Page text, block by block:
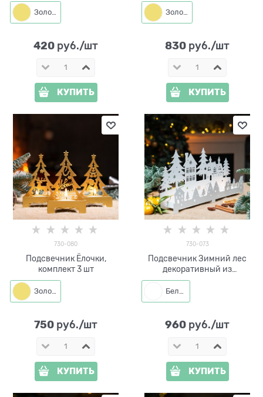
Золото
420 руб./шт
КУПИТЬ
Золото
830 руб./шт
КУПИТЬ
730-080
Подсвечник Ёлочки,
комплект 3 шт
Золото
750 руб./шт
КУПИТЬ
730-073
Подсвечник Зимний лес
декоративный из
металла,на стол
Белый
960 руб./шт
КУПИТЬ